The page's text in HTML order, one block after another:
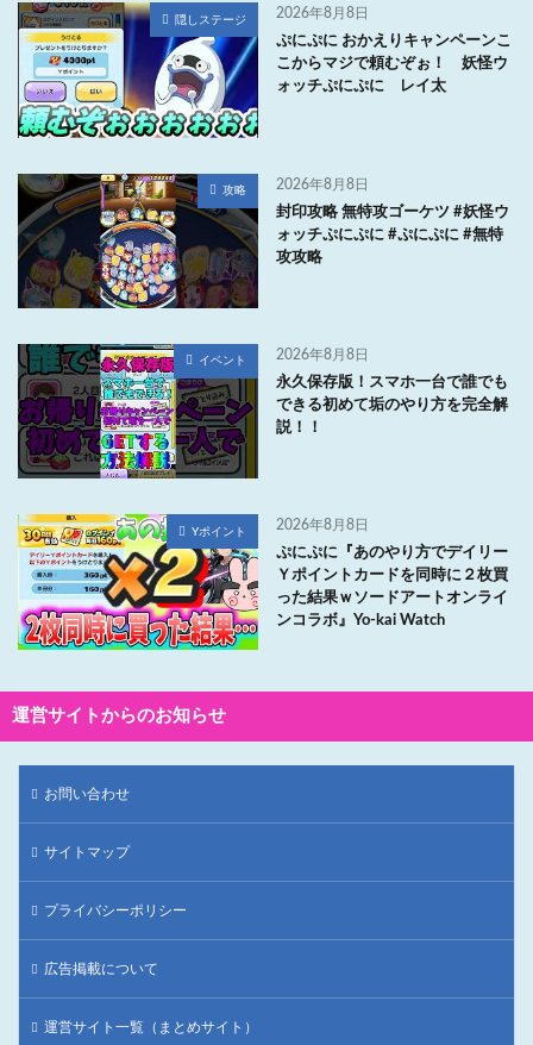
隠しステージ 2026年8月8日
ぷにぷに おかえりキャンペーンこ
こからマジで頼むぞぉ！ 妖怪ウ
ォッチぷにぷに レイ太
攻略 2026年8月8日
封印攻略 無特攻ゴーケツ #妖怪ウ
ォッチぷにぷに #ぷにぷに #無特
攻攻略
イベント 2026年8月8日
永久保存版！スマホ一台で誰でも
できる初めて垢のやり方を完全解
説！！
Yポイント 2026年8月8日
ぷにぷに『あのやり方でデイリー
Ｙポイントカードを同時に２枚買
った結果ｗソードアートオンライ
ンコラボ』Yo-kai Watch
運営サイトからのお知らせ
お問い合わせ
サイトマップ
プライバシーポリシー
広告掲載について
運営サイト一覧（まとめサイト）